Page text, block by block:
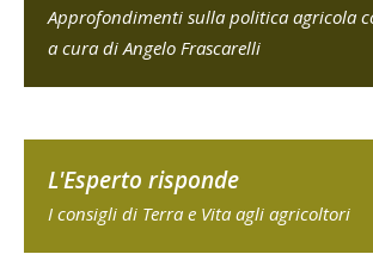
Approfondimenti sulla politica agricola
a cura di Angelo Frascarelli
L'Esperto risponde
I consigli di Terra e Vita agli agricoltori